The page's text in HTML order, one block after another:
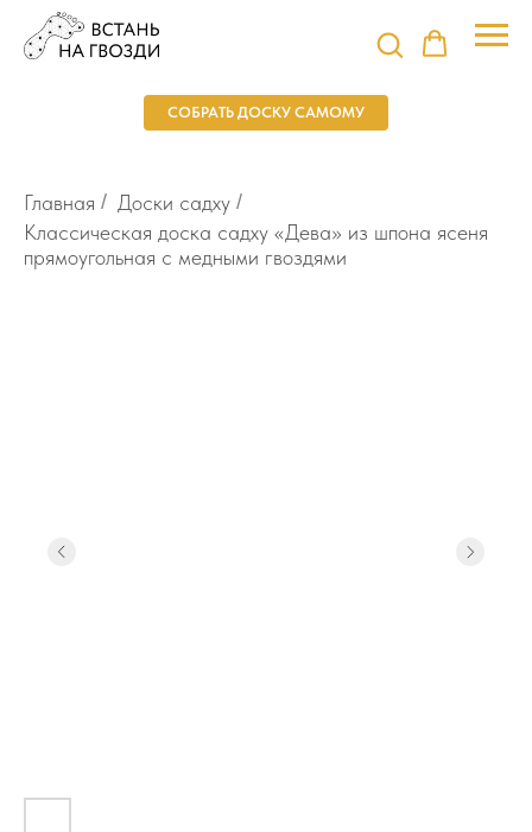
СОБРАТЬ ДОСКУ САМОМУ
Главная / Доски садху /
Классическая доска садху «Дева» из шпона ясеня
прямоугольная с медными гвоздями